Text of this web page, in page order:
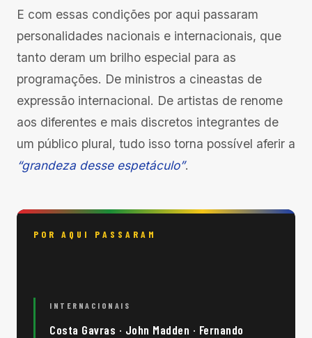
E com essas condições por aqui passaram
personalidades nacionais e internacionais, que
tanto deram um brilho especial para as
programações. De ministros a cineastas de
expressão internacional. De artistas de renome
aos diferentes e mais discretos integrantes de
um público plural, tudo isso torna possível aferir a
“grandeza desse espetáculo”.
POR AQUI PASSARAM
INTERNACIONAIS
Costa Gavras · John Madden · Fernando